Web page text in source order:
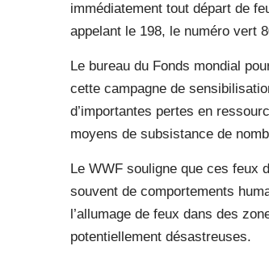
immédiatement tout départ de
appelant le 198, le numéro vert
Le bureau du Fonds mondial
cette campagne de
d’importantes pertes en
moyens de subsistance de
Le WWF souligne que ces feux
souvent de comportements
l’allumage de feux dans des
potentiellement désastreuses.